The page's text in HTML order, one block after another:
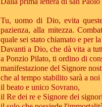
Tu, uomo di Dio, evita
pazienza, alla mitezza.
quale sei stato chiamato e per
Davanti a Dio, che dà vita a
a Ponzio Pilato, ti ordino di
manifestazione del Signore
che al tempo stabilito sarà a
il beato e unico Sovrano,
il Re dei re e Signore dei